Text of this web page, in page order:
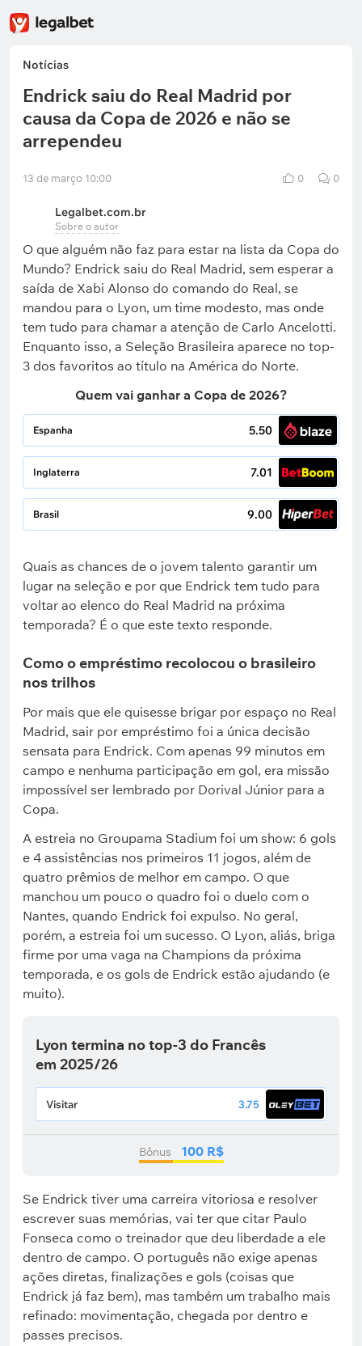
Notícias
Endrick saiu do Real Madrid por
causa da Copa de 2026 e não se
arrependeu
13 de março 10:00 0 0
Legalbet.com.br
Sobre o autor
O que alguém não faz para estar na lista da Copa do
Mundo? Endrick saiu do Real Madrid, sem esperar a
saída de Xabi Alonso do comando do Real, se
mandou para o Lyon, um time modesto, mas onde
tem tudo para chamar a atenção de Carlo Ancelotti.
Enquanto isso, a Seleção Brasileira aparece no top-
3 dos favoritos ao título na América do Norte.
Quem vai ganhar a Copa de 2026?
Espanha 5.50
Inglaterra 7.01
Brasil 9.00
Quais as chances de o jovem talento garantir um
lugar na seleção e por que Endrick tem tudo para
voltar ao elenco do Real Madrid na próxima
temporada? É o que este texto responde.
Como o empréstimo recolocou o brasileiro
nos trilhos
Por mais que ele quisesse brigar por espaço no Real
Madrid, sair por empréstimo foi a única decisão
sensata para Endrick. Com apenas 99 minutos em
campo e nenhuma participação em gol, era missão
impossível ser lembrado por Dorival Júnior para a
Copa.
A estreia no Groupama Stadium foi um show: 6 gols
e 4 assistências nos primeiros 11 jogos, além de
quatro prêmios de melhor em campo. O que
manchou um pouco o quadro foi o duelo com o
Nantes, quando Endrick foi expulso. No geral,
porém, a estreia foi um sucesso. O Lyon, aliás, briga
firme por uma vaga na Champions da próxima
temporada, e os gols de Endrick estão ajudando (e
muito).
Lyon termina no top-3 do Francês
em 2025/26
Bônus 100 R$
Visitar 3.75
Se Endrick tiver uma carreira vitoriosa e resolver
escrever suas memórias, vai ter que citar Paulo
Fonseca como o treinador que deu liberdade a ele
dentro de campo. O português não exige apenas
ações diretas, finalizações e gols (coisas que
Endrick já faz bem), mas também um trabalho mais
refinado: movimentação, chegada por dentro e
passes precisos.